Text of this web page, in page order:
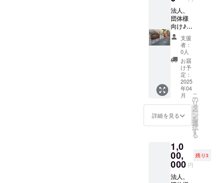
援頂い
たご本
人1名の
み2025
年４月
から1年
間有
効）
法人、
団体様
向け♪
関ヶ原
戦国甲
冑館大
通り沿
いの写
真の赤
丸の位
置に大
型横断
幕(1200
x
600mm
ポン
サー企
業、団
体様と
して会
支援
者：
0人
お届
け予
定：
2025
年04
月
詳細を見る
こ
の
リ
タ
ー
ン
を
選
択
す
る
1,0
00,
000 円
残り3
法人、